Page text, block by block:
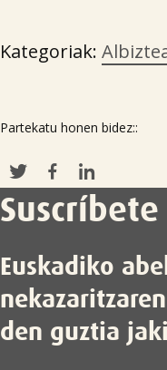
Kategoriak:
Partekatu honen bidez::
Euskadiko
den guztia